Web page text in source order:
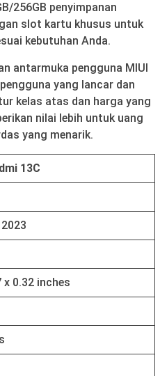
256GB penyimpanan
slot kartu khusus untuk
kebutuhan Anda.
antarmuka pengguna MIUI
yang lancar dan
kelas atas dan harga yang
nilai lebih untuk uang
yang menarik.
13C
x 0.32 inches